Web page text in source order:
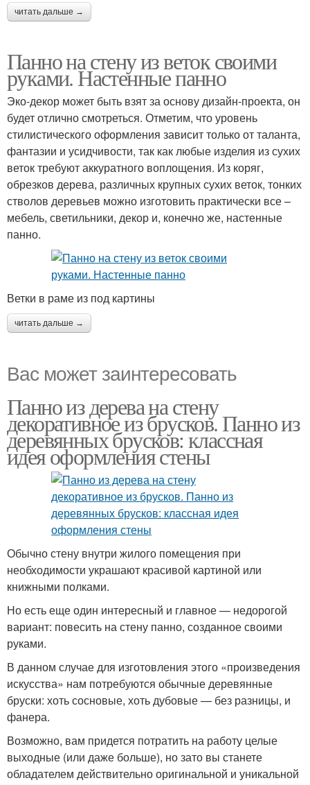
читать дальше →
Панно на стену из веток своими
руками. Настенные панно
Эко-декор может быть взят за основу дизайн-проекта, он
будет отлично смотреться. Отметим, что уровень
стилистического оформления зависит только от таланта,
фантазии и усидчивости, так как любые изделия из сухих
веток требуют аккуратного воплощения. Из коряг,
обрезков дерева, различных крупных сухих веток, тонких
стволов деревьев можно изготовить практически все –
мебель, светильники, декор и, конечно же, настенные
панно.
Ветки в раме из под картины
читать дальше →
Вас может заинтересовать
Панно из дерева на стену
декоративное из брусков. Панно из
деревянных брусков: классная
идея оформления стены
Обычно стену внутри жилого помещения при
необходимости украшают красивой картиной или
книжными полками.
Но есть еще один интересный и главное — недорогой
вариант: повесить на стену панно, созданное своими
руками.
В данном случае для изготовления этого «произведения
искусства» нам потребуются обычные деревянные
бруски: хоть сосновые, хоть дубовые — без разницы, и
фанера.
Возможно, вам придется потратить на работу целые
выходные (или даже больше), но зато вы станете
обладателем действительно оригинальной и уникальной